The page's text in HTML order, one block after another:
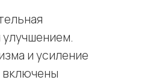
улучшением.
и усиление
включены